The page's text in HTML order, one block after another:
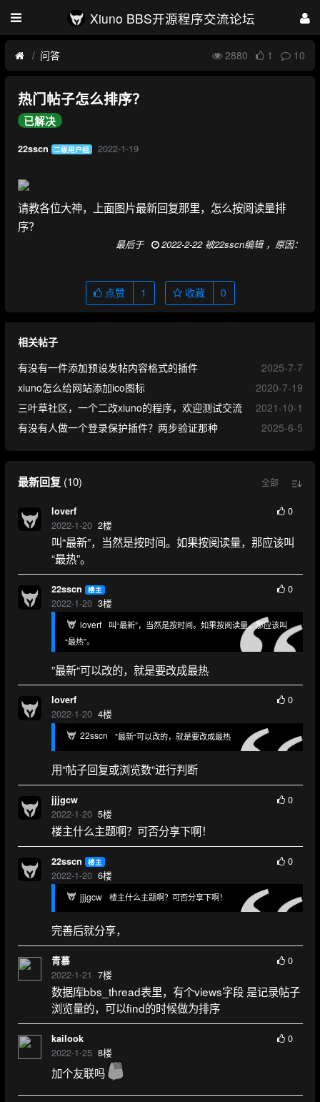
Xiuno BBS开源程序交流论坛
问答 2880 1 10
热门帖子怎么排序？
已解决
22sscn 二级用户组 2022-1-19
请教各位大神，上面图片最新回复那里，怎么按阅读量排
序？
最后于 2022-2-22 被22sscn编辑 ，原因：
点赞 1 收藏 0
相关帖子
有没有一件添加预设发帖内容格式的插件
2025-7-7
xiuno怎么给网站添加ico图标
2020-7-19
三叶草社区，一个二改xiuno的程序，欢迎测试交流
2021-10-1
有没有人做一个登录保护插件？两步验证那种
2025-6-5
最新回复(10) 全部
loverf
2022-1-20 2楼
0
叫“最新”，当然是按时间。如果按阅读量，那应该叫
“最热”。
22sscn 楼主
2022-1-20 3楼
0
loverf
叫“最新”，当然是按时间。如果按阅读量，那应该叫
“最热”。
”最新“可以改的，就是要改成最热
loverf
2022-1-20 4楼
0
22sscn ”最新“可以改的，就是要改成最热
用“帖子回复或浏览数“进行判断
jjjgcw
2022-1-20 5楼
0
楼主什么主题啊？可否分享下啊！
22sscn 楼主
2022-1-20 6楼
0
jjjgcw 楼主什么主题啊？可否分享下啊！
完善后就分享，
青慕
2022-1-21 7楼
0
数据库bbs_thread表里，有个views字段 是记录帖子
浏览量的，可以find的时候做为排序
kailook
2022-1-25 8楼
0
加个友联吗